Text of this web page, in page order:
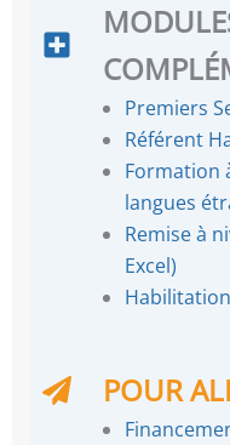
Premiers
Référent
Formation
langues
Remise à
Excel)
POUR